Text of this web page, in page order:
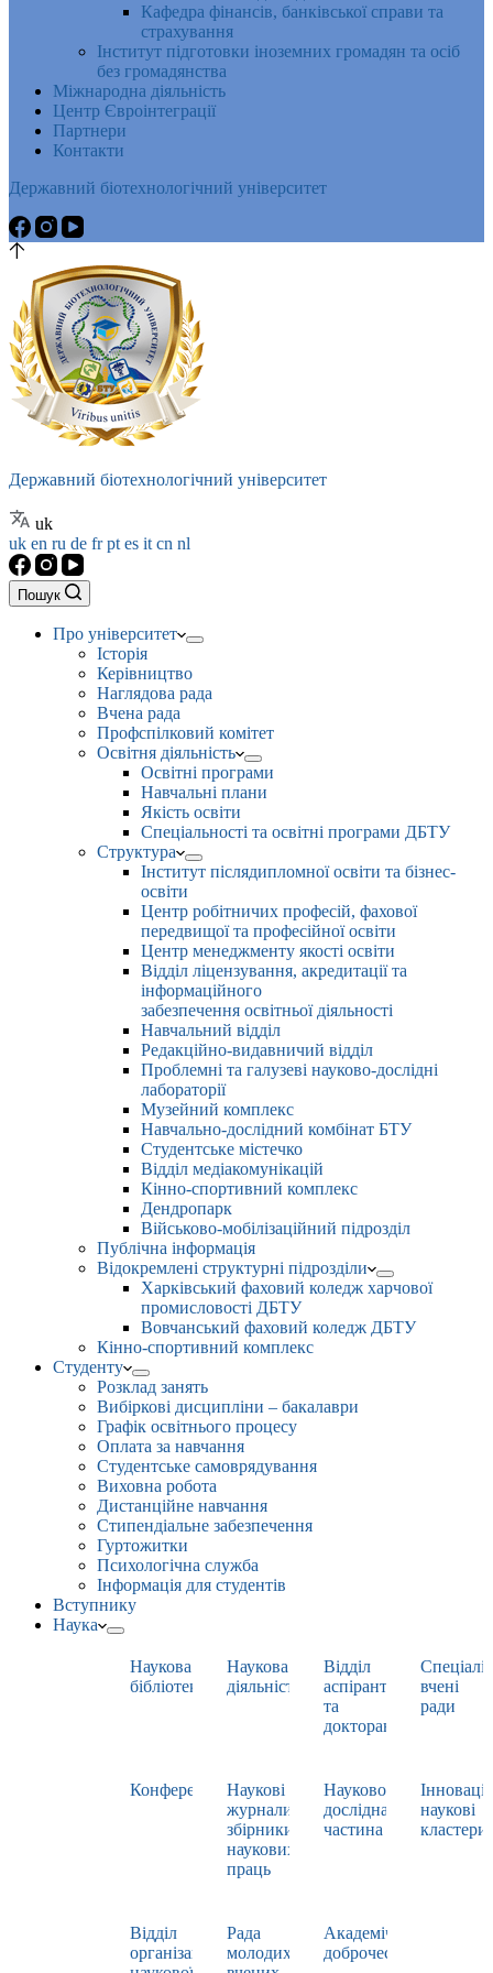
Кафедра фінансів, банківської справи та
страхування
Інститут підготовки іноземних громадян та осіб
без громадянства
Міжнародна діяльність
Центр Євроінтеграції
Партнери
Контакти
Державний біотехнологічний університет
Державний біотехнологічний університет
uk
uk en ru de frpt es it cn nl
Пошук
Про університет
Історія
Керівництво
Наглядова рада
Вчена рада
Профспілковий комітет
Освітня діяльність
Освітні програми
Навчальні плани
Якість освіти
Спеціальності та освітні програми ДБТУ
Структура
Інститут післядипломної освіти та бізнес-
освіти
Центр робітничих професій, фахової
передвищої та професійної освіти
Центр менеджменту якості освіти
Відділ ліцензування, акредитації та
інформаційного
забезпечення освітньої діяльності
Навчальний відділ
Редакційно-видавничий відділ
Проблемні та галузеві науково-дослідні
лабораторії
Музейний комплекс
Навчально-дослідний комбінат БТУ
Студентське містечко
Відділ медіакомунікацій
Кінно-спортивний комплекс
Дендропарк
Військово-мобілізаційний підрозділ
Публічна інформація
Відокремлені структурні підрозділи
Харківський фаховий коледж харчової
промисловості ДБТУ
Вовчанський фаховий коледж ДБТУ
Кінно-спортивний комплекс
Студенту
Розклад занять
Вибіркові дисципліни – бакалаври
Графік освітнього процесу
Оплата за навчання
Студентське самоврядування
Виховна робота
Дистанційне навчання
Стипендіальне забезпечення
Гуртожитки
Психологічна служба
Інформація для студентів
Вступнику
Наука
Наукова
бібліотека
Наукова
діяльність
Відділ
аспірантури
та
докторантури
вчені
ради
Конференції
Наукові
журнали,
збірники
наукових
праць
Науково-
дослідна
частина
наукові
кластери
Відділ
організації
Рада
молодих
Академічна
доброчесність